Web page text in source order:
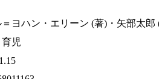
＝ヨハン・エリーン (著)・矢部太
児